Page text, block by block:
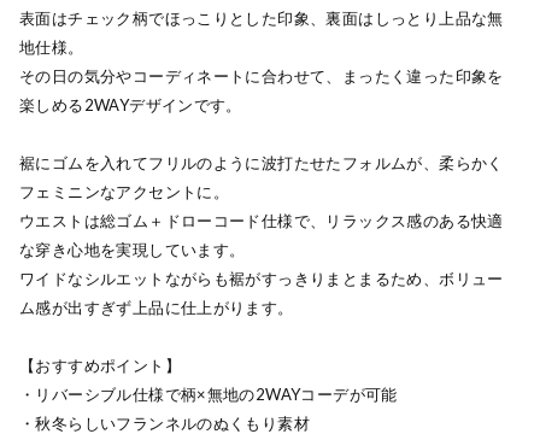
表面はチェック柄でほっこりとした印象、裏面はしっとり上品な無
地仕様。
その日の気分やコーディネートに合わせて、まったく違った印象を
楽しめる2WAYデザインです。
裾にゴムを入れてフリルのように波打たせたフォルムが、柔らかく
フェミニンなアクセントに。
ウエストは総ゴム＋ドローコード仕様で、リラックス感のある快適
な穿き心地を実現しています。
ワイドなシルエットながらも裾がすっきりまとまるため、ボリュー
ム感が出すぎず上品に仕上がります。
【おすすめポイント】
・リバーシブル仕様で柄×無地の2WAYコーデが可能
・秋冬らしいフランネルのぬくもり素材